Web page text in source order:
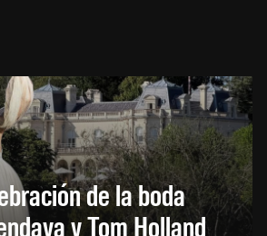
de la boda
y Tom Holland